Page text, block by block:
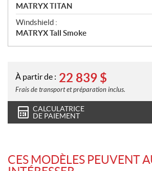
MATRYX TITAN
Windshield :
MATRYX Tall Smoke
À partir de : 22 839 $
Frais de transport et préparation inclus.
CALCULATRICE
DE PAIEMENT
CES MODÈLES PEUVENT